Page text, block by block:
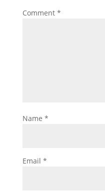
Comment *
Name *
Email *